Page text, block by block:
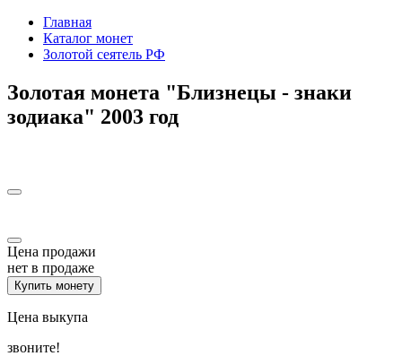
Главная
Каталог монет
Золотой сеятель РФ
Золотая монета "Близнецы - знаки
зодиака" 2003 год
Цена продажи
нет в продаже
Купить монету
Цена выкупа
звоните!